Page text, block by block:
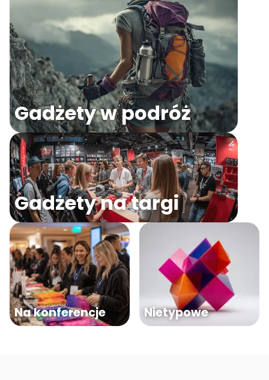
Gadżety w podróż
Gadżety na targi
Na konferencje Nietypowe